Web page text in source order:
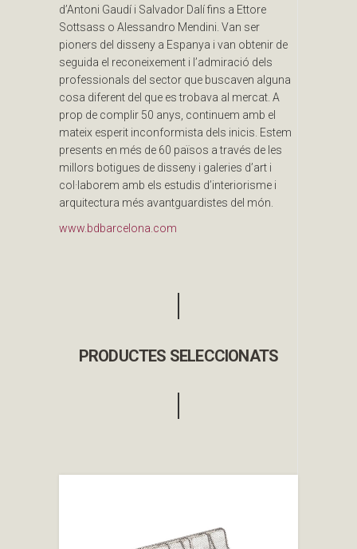
d’Antoni Gaudí i Salvador Dalí fins a Ettore
Sottsass o Alessandro Mendini. Van ser
pioners del disseny a Espanya i van obtenir de
seguida el reconeixement i l’admiració dels
professionals del sector que buscaven alguna
cosa diferent del que es trobava al mercat. A
prop de complir 50 anys, continuem amb el
mateix esperit inconformista dels inicis. Estem
presents en més de 60 països a través de les
millors botigues de disseny i galeries d’art i
col·laborem amb els estudis d’interiorisme i
arquitectura més avantguardistes del món.
www.bdbarcelona.com
PRODUCTES SELECCIONATS